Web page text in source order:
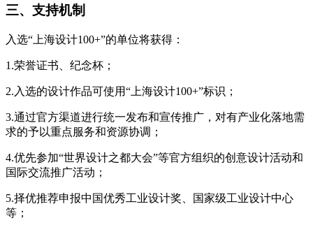
三、支持机制
入选“上海设计100+”的单位将获得：
1.荣誉证书、纪念杯；
2.入选的设计作品可使用“上海设计100+”标识；
3.通过官方渠道进行统一发布和宣传推广，对有产业化落地需
求的予以重点服务和资源协调；
4.优先参加“世界设计之都大会”等官方组织的创意设计活动和
国际交流推广活动；
5.择优推荐申报中国优秀工业设计奖、国家级工业设计中心
等；